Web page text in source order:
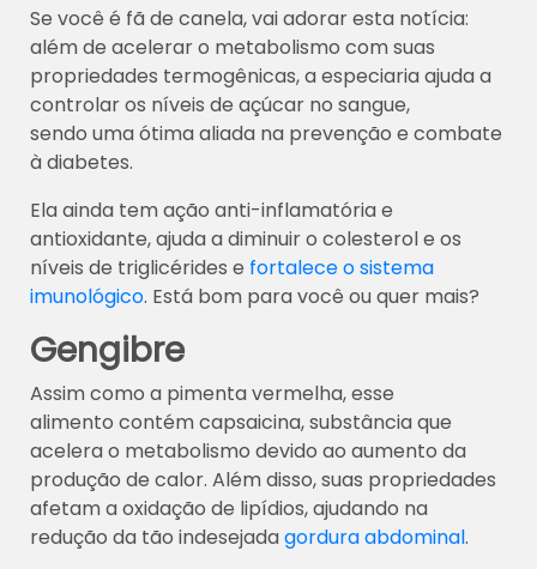
Se você é fã de canela, vai adorar esta notícia:
além de acelerar o metabolismo com suas
propriedades termogênicas, a especiaria ajuda a
controlar os níveis de açúcar no sangue,
sendo uma ótima aliada na prevenção e combate
à diabetes.
Ela ainda tem ação anti-inflamatória e
antioxidante, ajuda a diminuir o colesterol e os
níveis de triglicérides e fortalece o sistema
imunológico. Está bom para você ou quer mais?
Gengibre
Assim como a pimenta vermelha, esse
alimento contém capsaicina, substância que
acelera o metabolismo devido ao aumento da
produção de calor. Além disso, suas propriedades
afetam a oxidação de lipídios, ajudando na
redução da tão indesejadagordura abdominal.